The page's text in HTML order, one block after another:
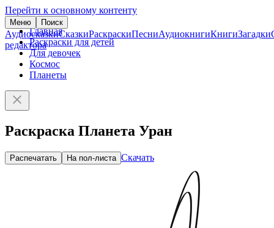
Перейти к основному контенту
Меню Поиск
АудиосказкиСказкиРаскраскиПесниАудиокнигиКнигиЗагадки
редактора
Главная
Раскраски для детей
Для девочек
Космос
Планеты
Раскраска Планета Уран
Распечатать На пол-листа Скачать